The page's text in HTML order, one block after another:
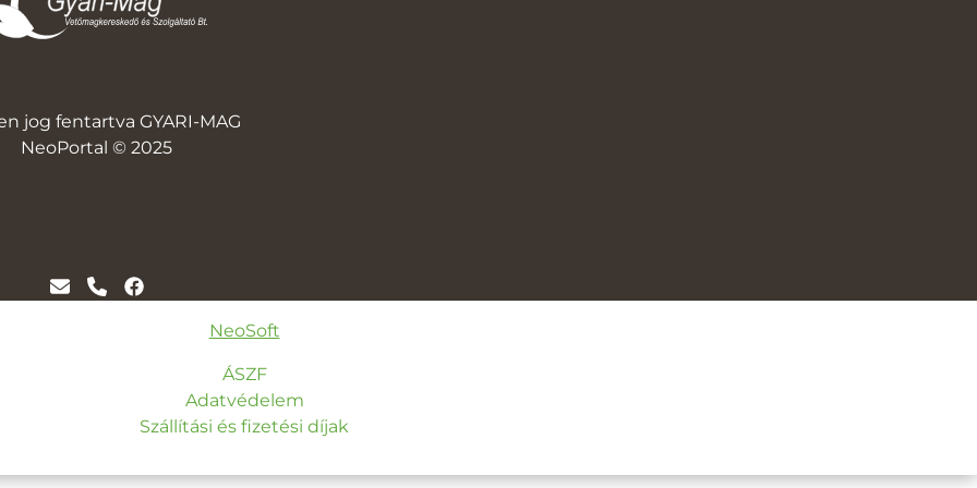
jog fentartva GYARI-MAG
NeoPortal © 2025
NeoSoft
ÁSZF
Adatvédelem
Szállítási és fizetési díjak